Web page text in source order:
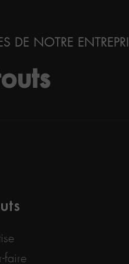
DE NOTRE
faire